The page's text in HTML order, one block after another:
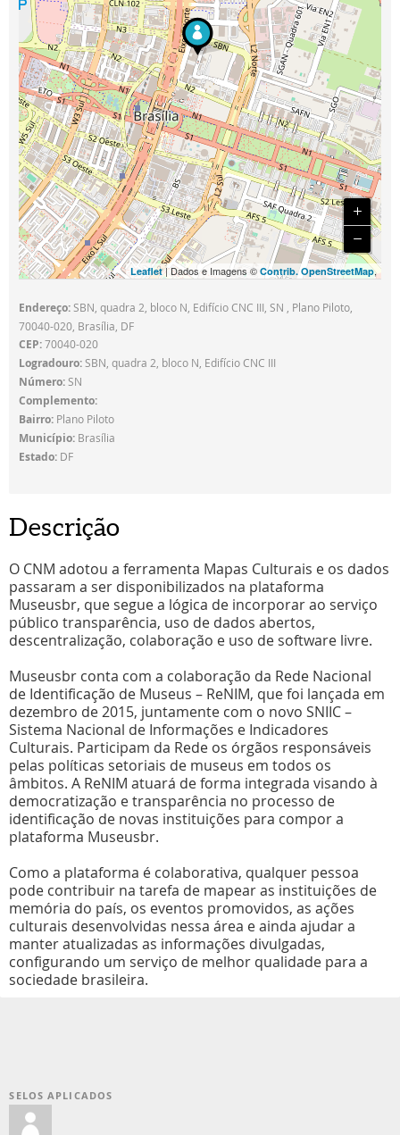
Leaflet| Dados e Imagens ©Contrib. OpenStreetMap,
Endereço: SBN, quadra 2, bloco N, Edifício CNC III, SN , Plano Piloto,
70040-020, Brasília, DF
CEP: 70040-020
Logradouro: SBN, quadra 2, bloco N, Edifício CNC III
Número: SN
Complemento:
Bairro: Plano Piloto
Município: Brasília
Estado: DF
Descrição
O CNM adotou a ferramenta Mapas Culturais e os dados
passaram a ser disponibilizados na plataforma
Museusbr, que segue a lógica de incorporar ao serviço
público transparência, uso de dados abertos,
descentralização, colaboração e uso de software livre.
Museusbr conta com a colaboração da Rede Nacional
de Identificação de Museus – ReNIM, que foi lançada em
dezembro de 2015, juntamente com o novo SNIIC –
Sistema Nacional de Informações e Indicadores
Culturais. Participam da Rede os órgãos responsáveis
pelas políticas setoriais de museus em todos os
âmbitos. A ReNIM atuará de forma integrada visando à
democratização e transparência no processo de
identificação de novas instituições para compor a
plataforma Museusbr.
Como a plataforma é colaborativa, qualquer pessoa
pode contribuir na tarefa de mapear as instituições de
memória do país, os eventos promovidos, as ações
culturais desenvolvidas nessa área e ainda ajudar a
manter atualizadas as informações divulgadas,
configurando um serviço de melhor qualidade para a
sociedade brasileira.
SELOS APLICADOS